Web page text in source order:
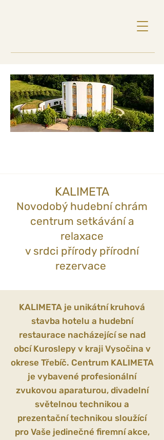
KALIMETA
Novodobý hudební chrám
centrum setkávání a
relaxace
v srdci přírody přírodní
rezervace
KALIMETA je unikátní kruhová
stavba hotelu a hudební
restaurace nacházející se nad
obcí Kuroslepy v kraji Vysočina v
okrese Třebíč. Centrum KALIMETA
je vybavené profesionální
zvukovou aparaturou, divadelní
světelnou technikou a
prezentační technikou sloužící
pro Vaše jedinečné firemní akce,